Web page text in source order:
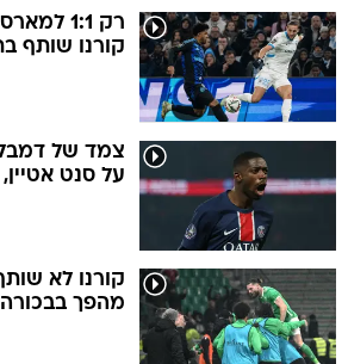
רק 1:1
קורנו שותף
על סנט
קורנו לא
מהפך